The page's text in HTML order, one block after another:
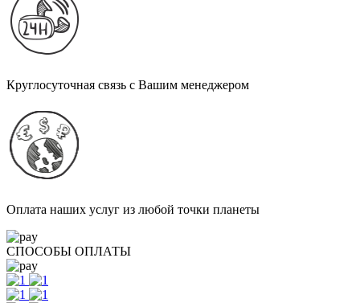
Круглосуточная связь с Вашим менеджером
Оплата наших услуг из любой точки планеты
СПОСОБЫ ОПЛАТЫ